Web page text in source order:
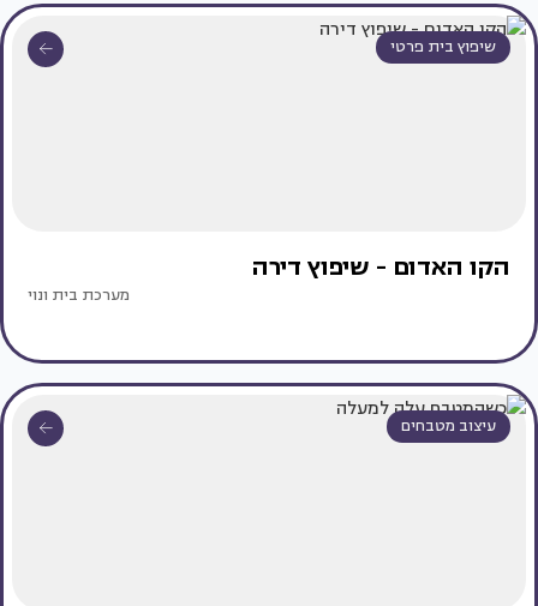
שיפוץ בית פרטי
הקו האדום - שיפוץ דירה
מערכת בית ונוי
עיצוב מטבחים